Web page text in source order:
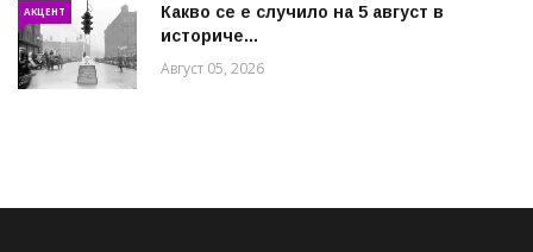
АКЦЕНТ
Какво се е случило на 5 август в
историче...
Август 05, 2026